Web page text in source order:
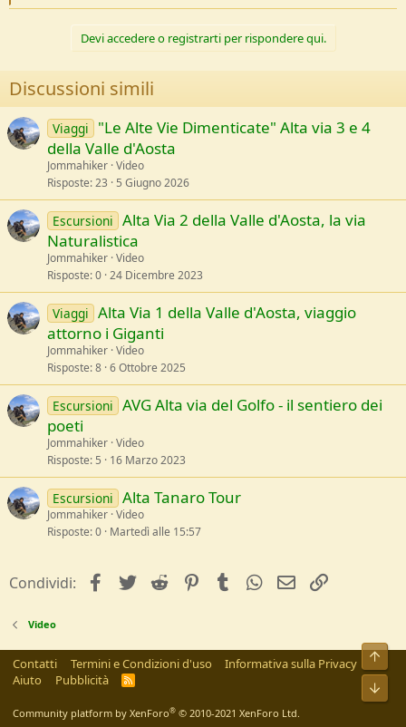
n
s
:
Devi accedere o registrarti per rispondere qui.
Discussioni simili
Viaggi
"Le Alte Vie Dimenticate" Alta via 3 e 4
della Valle d'Aosta
Jommahiker Video
Risposte 23 5 Giugno 2026
Escursioni Alta Via 2 della Valle d'Aosta, la via
Naturalistica
Jommahiker Video
Risposte 0 24 Dicembre 2023
Viaggi Alta Via 1 della Valle d'Aosta, viaggio
attorno i Giganti
Jommahiker Video
Risposte 8 6 Ottobre 2025
Escursioni AVG Alta via del Golfo - il sentiero dei
poeti
Jommahiker Video
Risposte 5 16 Marzo 2023
Escursioni Alta Tanaro Tour
Jommahiker Video
Risposte 0 Martedì alle 15:57
Condividi: facebookTwitterReddit PinterestTumblrWhatsApp
e-mail
Video
Contatti Termini e Condizioni d'uso
Informativa sulla Privacy
Aiuto
Pubblicità
R
S
Community platform by XenForo® © 2010-2021 XenForo Ltd.
Alto